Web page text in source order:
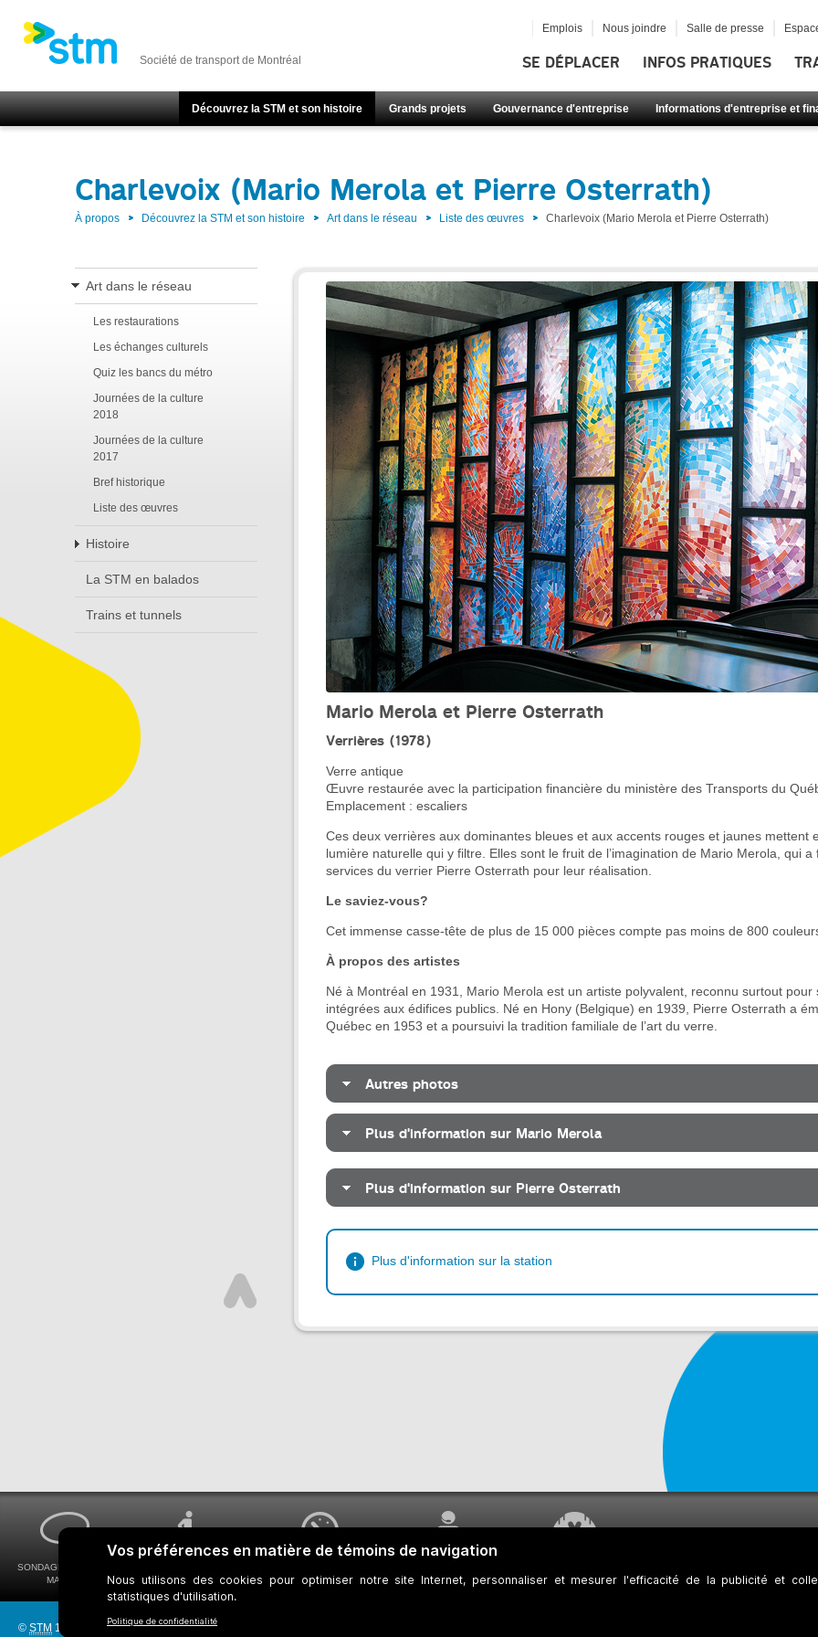
Société de transport de Montréal SE DÉPLACER INFOS PRATIQUES
Découvrez la STM et son histoire Grands projets Gouvernance d'entreprise Informations d'entreprise et
Emplois Nous joindre Salle de presse
Charlevoix (Mario Merola et Pierre Osterrath)
À propos Découvrez la STM et son histoire Art dans le réseau Liste des œuvres Charlevoix (Mario Merola et Pierre Osterrath)
Art dans le réseau
Les restaurations
Les échanges culturels
Quiz les bancs du métro
Journées de la culture
2018
Journées de la culture
2017
Bref historique
Liste des œuvres
Histoire
La STM en balados
Trains et tunnels
Mario Merola et Pierre Osterrath
Verrières (1978)
Verre antique
Œuvre restaurée avec la participation financière du ministère des Transports du
Emplacement : escaliers
Ces deux verrières aux dominantes bleues et aux accents rouges et jaunes mettent
lumière naturelle qui y filtre. Elles sont le fruit de l’imagination de Mario Merola, qui a
services du verrier Pierre Osterrath pour leur réalisation.
Le saviez-vous?
Cet immense casse-tête de plus de 15 000 pièces compte pas moins de 800
À propos des artistes
Né à Montréal en 1931, Mario Merola est un artiste polyvalent, reconnu surtout
intégrées aux édifices publics. Né en Hony (Belgique) en 1939, Pierre Osterrath a
Québec en 1953 et a poursuivi la tradition familiale de l’art du verre.
Autres photos
Plus d'information sur Mario Merola
Plus d'information sur Pierre Osterrath
Plus d'information sur la station
SONDAGES MA VOIX
MA STM
UNIVERSELLE
VOS HORAIRES DE BUS
CLIENTÈLE
© STM 1997-2026 Réseau bus Réseau métro